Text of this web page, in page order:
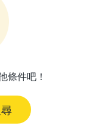
條件吧！